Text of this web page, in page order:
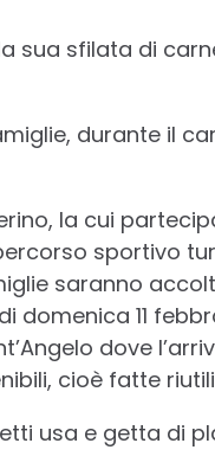
sua sfilata di
durante il
la cui
sportivo
saranno
11
dove
cioè fatte
usa e getta di